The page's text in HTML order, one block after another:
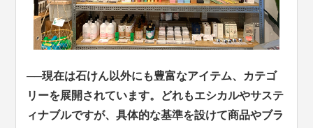
──現在は石けん以外にも豊富なアイテム、カテゴ
リーを展開されています。どれもエシカルやサステ
ィナブルですが、具体的な基準を設けて商品やブラ